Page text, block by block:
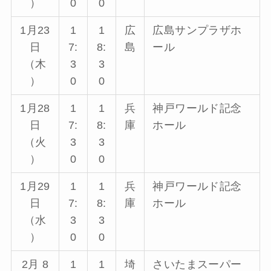
） 0 0
1月23
日
（木
）
1
7:
3
0
1
8:
3
0
広
島
広島サンプラザホ
ール
1月28
日
（火
）
1
7:
3
0
1
8:
3
0
兵
庫
神戸ワールド記念
ホール
1月29
日
（水
）
1
7:
3
0
1
8:
3
0
兵
庫
神戸ワールド記念
ホール
2月 8 1 1 埼 さいたまスーパー